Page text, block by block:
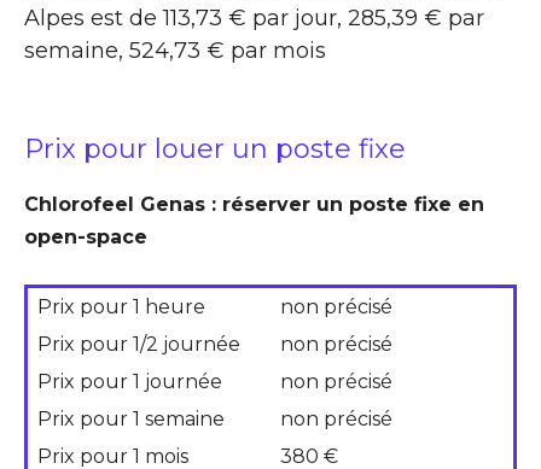
Alpes est de 113,73 € par jour, 285,39 € par
semaine, 524,73 € par mois
Prix pour louer un poste fixe
Chlorofeel Genas : réserver un poste fixe en
open-space
Prix pour 1 heure
non précisé
Prix pour 1/2 journée
non précisé
Prix pour 1 journée
non précisé
Prix pour 1 semaine
non précisé
Prix pour 1 mois
380 €